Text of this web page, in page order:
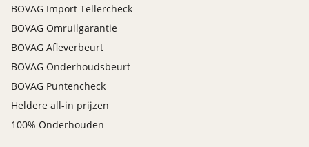
BOVAG Import Tellercheck
BOVAG Omruilgarantie
BOVAG Afleverbeurt
BOVAG Onderhoudsbeurt
BOVAG Puntencheck
Heldere all-in prijzen
100% Onderhouden